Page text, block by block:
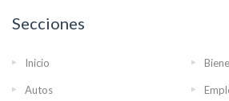
Secciones
Inicio
Autos